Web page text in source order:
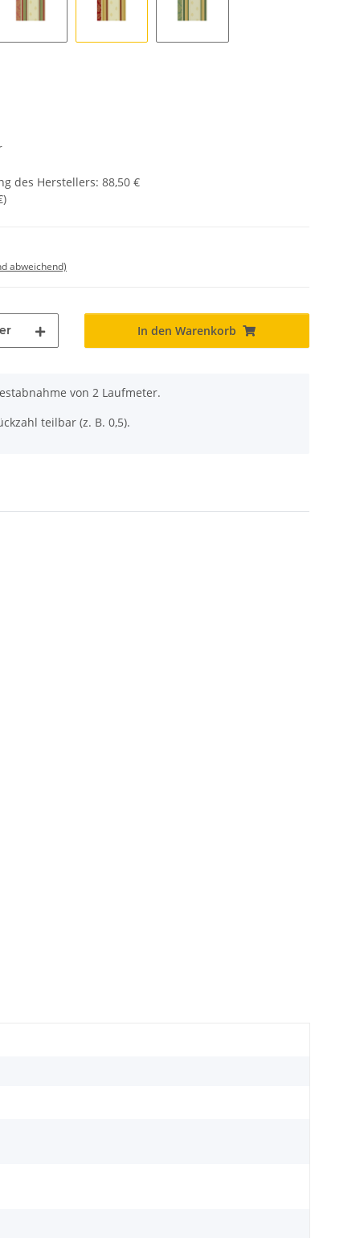
des Herstellers: 88,50 €
)
abweichend)
In den Warenkorb
von 2 Laufmeter.
teilbar (z. B. 0,5).